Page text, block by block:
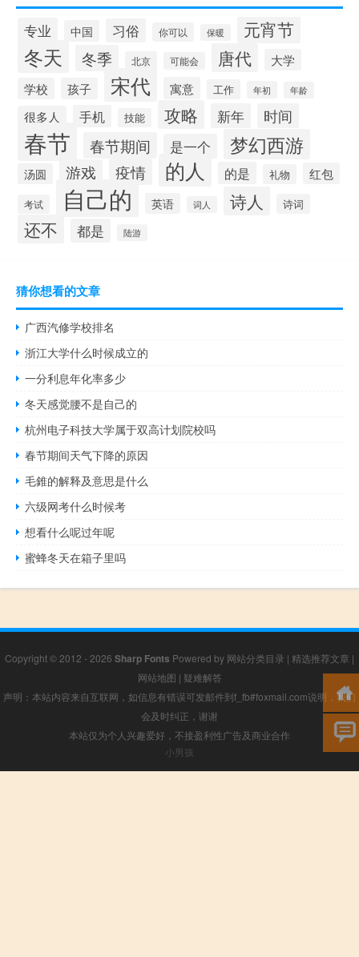
专业 中国 习俗 你可以 保暖 元宵节
冬天 冬季 北京 可能会 唐代
大学
学校
孩子 宋代 寓意 工作 年初 年龄
很多人 手机 技能 攻略 新年 时间
春节 春节期间 是一个 梦幻西游
汤圆 游戏 疫情 的人 的是 礼物 红包
考试 自己的 英语 词人 诗人 诗词
还不 都是 陆游
猜你想看的文章
广西汽修学校排名
浙江大学什么时候成立的
一分利息年化率多少
冬天感觉腰不是自己的
杭州电子科技大学属于双高计划院校吗
春节期间天气下降的原因
毛錐的解释及意思是什么
六级网考什么时候考
想看什么呢过年呢
蜜蜂冬天在箱子里吗
Copyright © 2012 - 2026 Sharp Fonts Powered by 网站分类目录 | 精选推荐文章 |
网站地图 | 疑难解答
声明：本站内容来自互联网，如信息有错误可发邮件到f_fb#foxmail.com说明，我们
会及时纠正，谢谢
本站仅为个人兴趣爱好，不接盈利性广告及商业合作
小男孩